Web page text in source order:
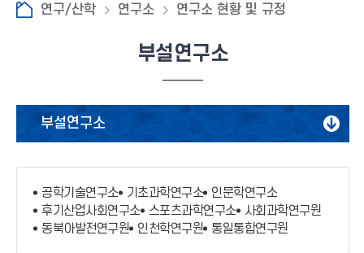
연구/산학 연구소 연구소 현황 및 규정
부설연구소
부설연구소
기타연구소
연구소규정
공학기술연구소 기초과학연구소
인문학연구소
후기산업사회연구소
스포츠과학연구소
사회과학연구원
동북아발전연구원
인천학연구원 통일통합연구원